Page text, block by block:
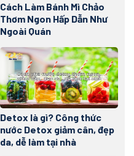
Cách Làm Bánh Mì Chảo
Thơm Ngon Hấp Dẫn Như
Ngoài Quán
Detox là gì? Công thức
nước Detox giảm cân, đẹp
da, dễ làm tại nhà